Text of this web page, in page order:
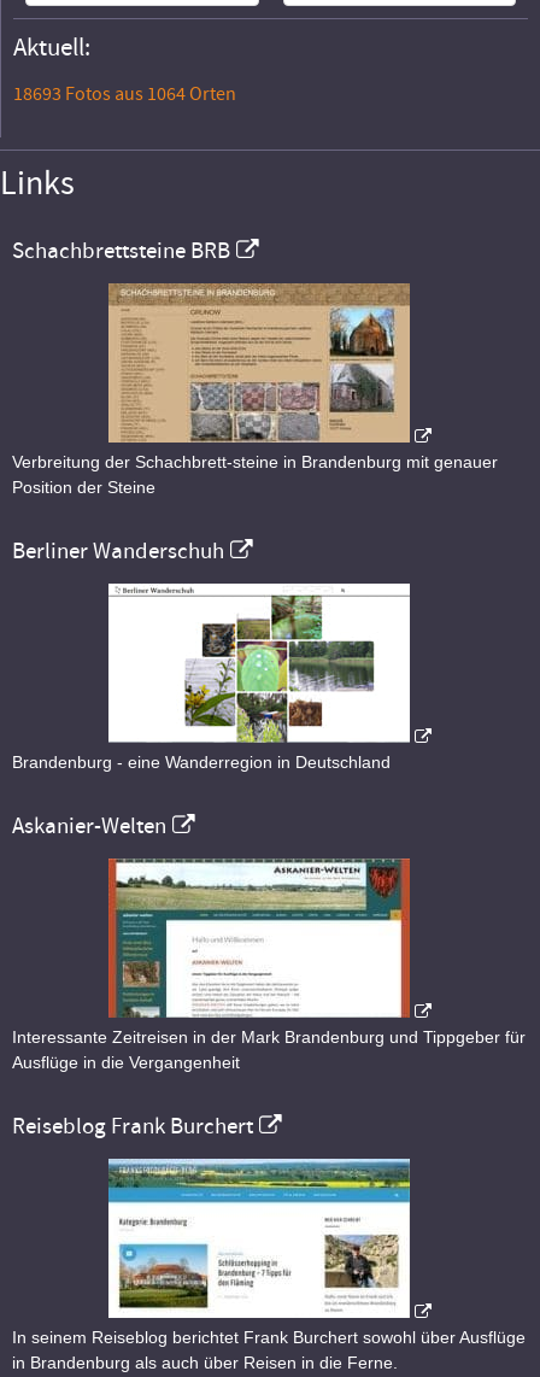
Aktuell:
18693 Fotos aus 1064 Orten
Links
Schachbrettsteine BRB
Verbreitung der Schachbrett-steine in Brandenburg mit genauer
Position der Steine
Berliner Wanderschuh
Brandenburg - eine Wanderregion in Deutschland
Askanier-Welten
Interessante Zeitreisen in der Mark Brandenburg und Tippgeber für
Ausflüge in die Vergangenheit
Reiseblog Frank Burchert
In seinem Reiseblog berichtet Frank Burchert sowohl über Ausflüge
in Brandenburg als auch über Reisen in die Ferne.